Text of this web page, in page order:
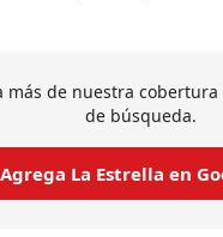
más de nuestra
de búsqueda.
Agrega La Estrella en